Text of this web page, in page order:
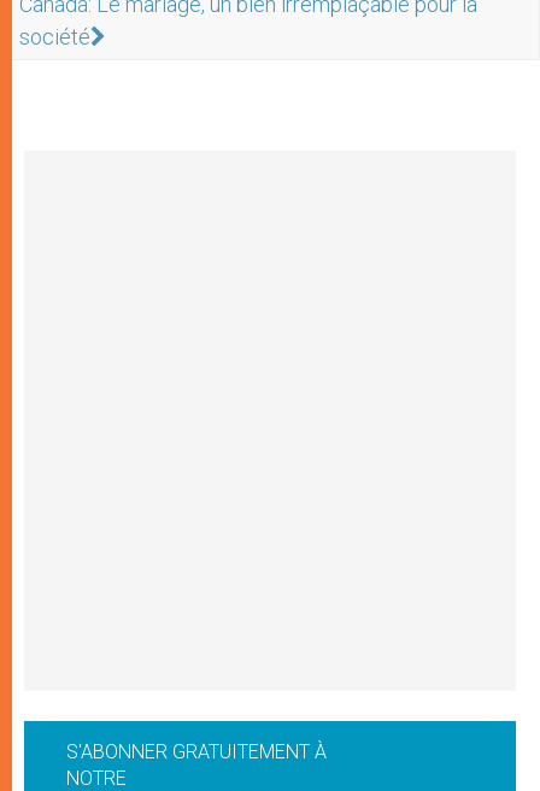
société
S'ABONNER GRATUITEMENT À
NOTRE